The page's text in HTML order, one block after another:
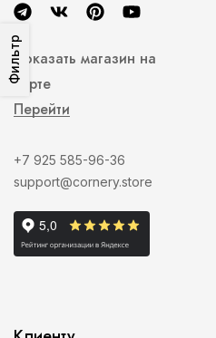
ФильтрПоказать магазин на
карте
Перейти
+7 925 585-96-36
support@cornery.store